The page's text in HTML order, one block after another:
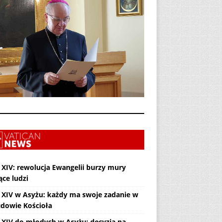
XIV: rewolucja Ewangelii burzy mury
ludzi
XIV w Asyżu: każdy ma swoje zadanie w
Kościoła